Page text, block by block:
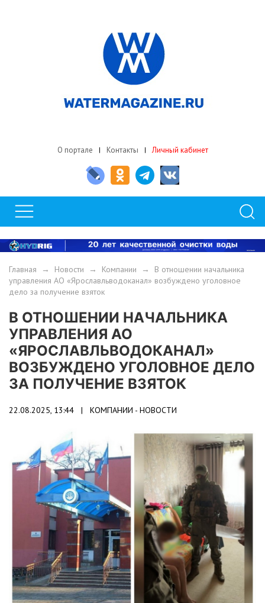
О портале Контакты Личный кабинет
Главная → Новости → Компании → В отношении начальника
управления АО «Ярославльводоканал» возбуждено уголовное
дело за получение взяток
В ОТНОШЕНИИ НАЧАЛЬНИКА
УПРАВЛЕНИЯ АО
«ЯРОСЛАВЛЬВОДОКАНАЛ»
ВОЗБУЖДЕНО УГОЛОВНОЕ ДЕЛО
ЗА ПОЛУЧЕНИЕ ВЗЯТОК
22.08.2025, 13:44 | КОМПАНИИ - НОВОСТИ